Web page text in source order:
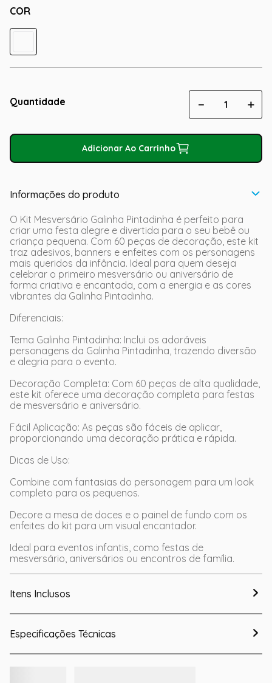
COR
Quantidade ＋
－
Adicionar Ao Carrinho
Informações do produto
O Kit Mesversário Galinha Pintadinha é perfeito para
criar uma festa alegre e divertida para o seu bebê ou
criança pequena. Com 60 peças de decoração, este kit
traz adesivos, banners e enfeites com os personagens
mais queridos da infância. Ideal para quem deseja
celebrar o primeiro mesversário ou aniversário de
forma criativa e encantada, com a energia e as cores
vibrantes da Galinha Pintadinha.
Diferenciais:
Tema Galinha Pintadinha: Inclui os adoráveis
personagens da Galinha Pintadinha, trazendo diversão
e alegria para o evento.
Decoração Completa: Com 60 peças de alta qualidade,
este kit oferece uma decoração completa para festas
de mesversário e aniversário.
Fácil Aplicação: As peças são fáceis de aplicar,
proporcionando uma decoração prática e rápida.
Dicas de Uso:
Combine com fantasias do personagem para um look
completo para os pequenos.
Decore a mesa de doces e o painel de fundo com os
enfeites do kit para um visual encantador.
Ideal para eventos infantis, como festas de
mesversário, aniversários ou encontros de família.
Itens Inclusos
Especificações Técnicas